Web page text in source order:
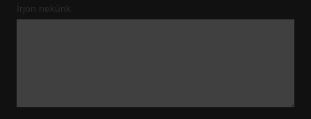
Írjon nekünk